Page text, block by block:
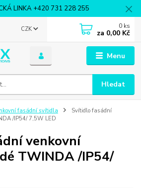
LINKA +420 731 228 255
Menu
CZK
Hledat
0 ks
za 0,00 Kč
fasádní svítidla
Svítidlo fasádní
/IP54/ 7,5W LED
venkovní
TWINDA /IP54/